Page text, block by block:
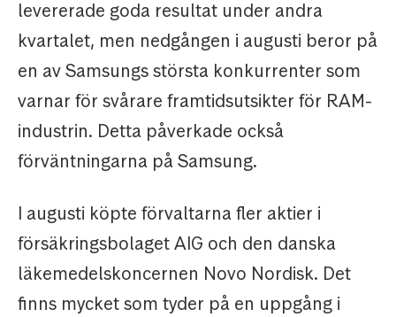
levererade goda resultat under andra
kvartalet, men nedgången i augusti beror på
en av Samsungs största konkurrenter som
varnar för svårare framtidsutsikter för RAM-
industrin. Detta påverkade också
förväntningarna på Samsung.
I augusti köpte förvaltarna fler aktier i
försäkringsbolaget AIG och den danska
läkemedelskoncernen Novo Nordisk. Det
finns mycket som tyder på en uppgång i